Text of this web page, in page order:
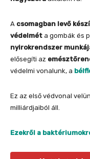
A csomagban levő
védelmét a gombák és
nyirokrendszer
elősegíti az
védelmi vonalunk, a
Ez az első védvonal
milliárdjaiból áll.
Ezekről a